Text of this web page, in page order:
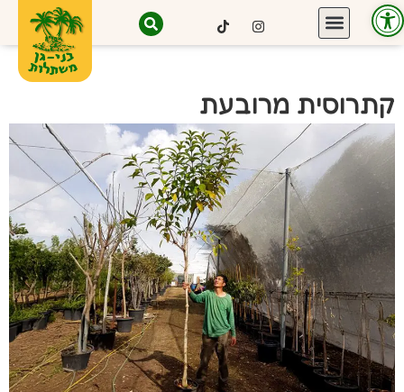
קתרוסית מרובעת